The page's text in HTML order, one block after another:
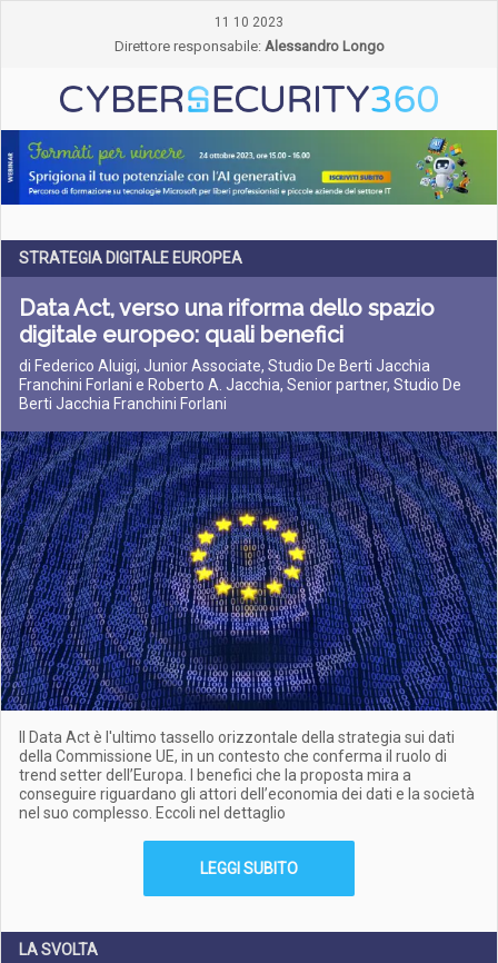
11 10 2023
Direttore responsabile: Alessandro Longo
STRATEGIA DIGITALE EUROPEA
Data Act, verso una riforma dello spazio
digitale europeo: quali benefici
di Federico Aluigi, Junior Associate, Studio De Berti Jacchia
Franchini Forlani e Roberto A. Jacchia, Senior partner, Studio De
Berti Jacchia Franchini Forlani
Il Data Act è l'ultimo tassello orizzontale della strategia sui dati
della Commissione UE, in un contesto che conferma il ruolo di
trend setter dell’Europa. I benefici che la proposta mira a
conseguire riguardano gli attori dell’economia dei dati e la società
nel suo complesso. Eccoli nel dettaglio
LEGGI SUBITO
LA SVOLTA